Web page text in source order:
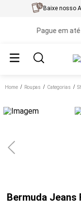
Baixe nosso
Pague em até
Home roupas categorias
Bermuda Jeans